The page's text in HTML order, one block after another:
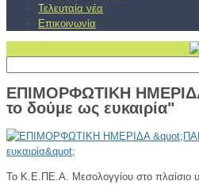
Τελευταία νέα
Επικοινωνία
ΕΠΙΜΟΡΦΩΤΙΚΗ
το δούμε ως ευκαιρία"
Το Κ.Ε.ΠΕ.Α. Μεσολογγίου στο πλαίσιο